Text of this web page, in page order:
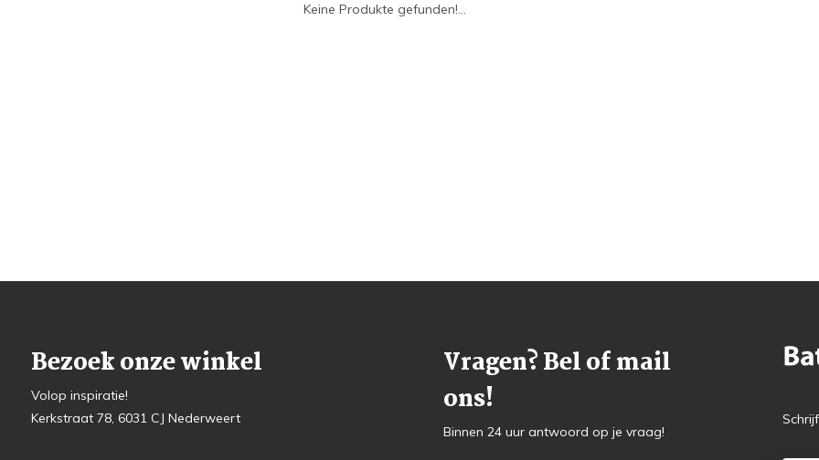
Keine Produkte gefunden!...
Bezoek onze winkel
Volop inspiratie!
Kerkstraat 78, 6031 CJ Nederweert
Vragen? Bel of mail
ons!
Binnen 24 uur antwoord op je vraag!